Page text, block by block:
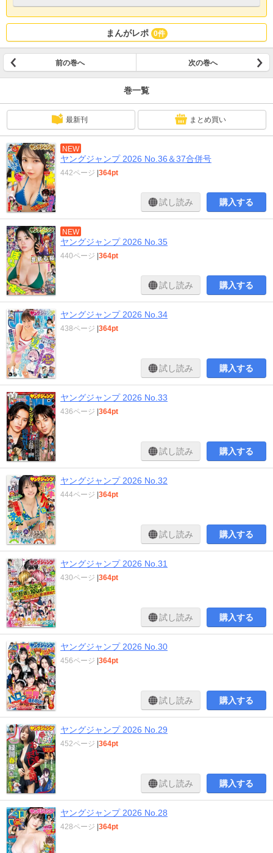
まんがレポ 0件
前の巻へ 次の巻へ
巻一覧
最新刊 まとめ買い
NEW
ヤングジャンプ 2026 No.36＆37合併号
442ページ |364pt
試し読み 購入する
NEW
ヤングジャンプ 2026 No.35
440ページ |364pt
試し読み 購入する
ヤングジャンプ 2026 No.34
438ページ |364pt
試し読み 購入する
ヤングジャンプ 2026 No.33
436ページ |364pt
試し読み 購入する
ヤングジャンプ 2026 No.32
444ページ |364pt
試し読み 購入する
ヤングジャンプ 2026 No.31
430ページ |364pt
試し読み 購入する
ヤングジャンプ 2026 No.30
456ページ |364pt
試し読み 購入する
ヤングジャンプ 2026 No.29
452ページ |364pt
試し読み 購入する
ヤングジャンプ 2026 No.28
428ページ |364pt